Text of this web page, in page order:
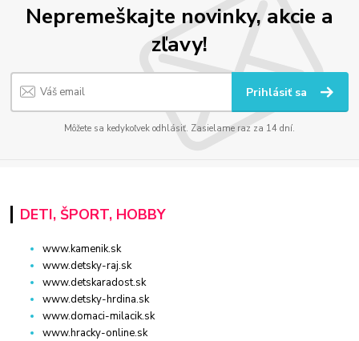
Nepremeškajte novinky, akcie a
zľavy!
Prihlásiť sa
Môžete sa kedykoľvek odhlásiť. Zasielame raz za 14 dní.
DETI, ŠPORT, HOBBY
www.kamenik.sk
www.detsky-raj.sk
www.detskaradost.sk
www.detsky-hrdina.sk
www.domaci-milacik.sk
www.hracky-online.sk